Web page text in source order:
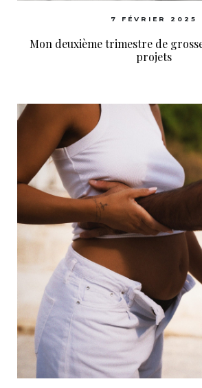
7 FÉVRIER 2025
Mon deuxième trimestre de
projets